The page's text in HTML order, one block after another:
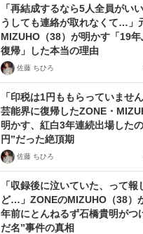
「再結成するなら5人全員がい
うしても連絡が取れなくて…」
MIZUHO（38）が明かす「19
復帰」した本当の理由
佐藤 ちひろ
「印税は1円ももらっていませ
芸能界に復帰したZONE・
明かす、紅白3年連続出場した
円”だった絶頂期
佐藤 ちひろ
「収録後に泣いていた、って報
ど…」ZONEのMIZUHO（38）
年前にとんねるず石橋貴明がつ
だ名”事件の真相